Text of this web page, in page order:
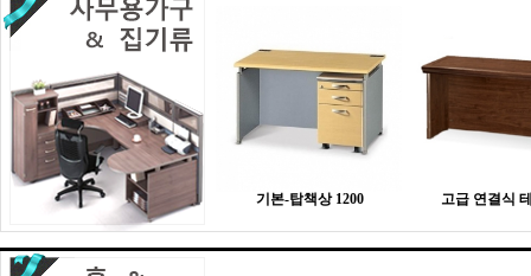
기본-탑책상 1200 고급 연결식